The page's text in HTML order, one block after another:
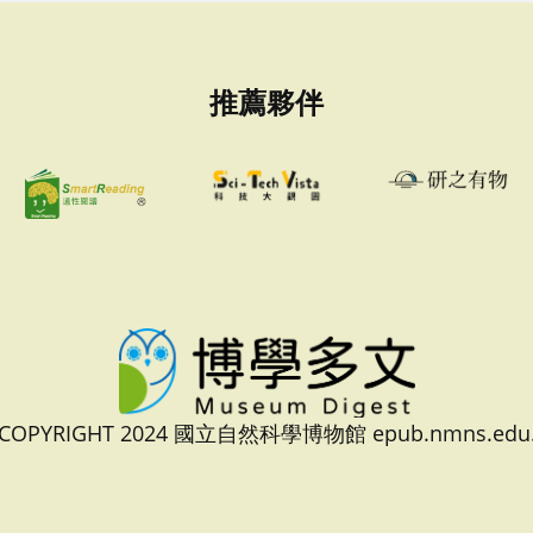
推薦夥伴
2024 國立自然科學博物館